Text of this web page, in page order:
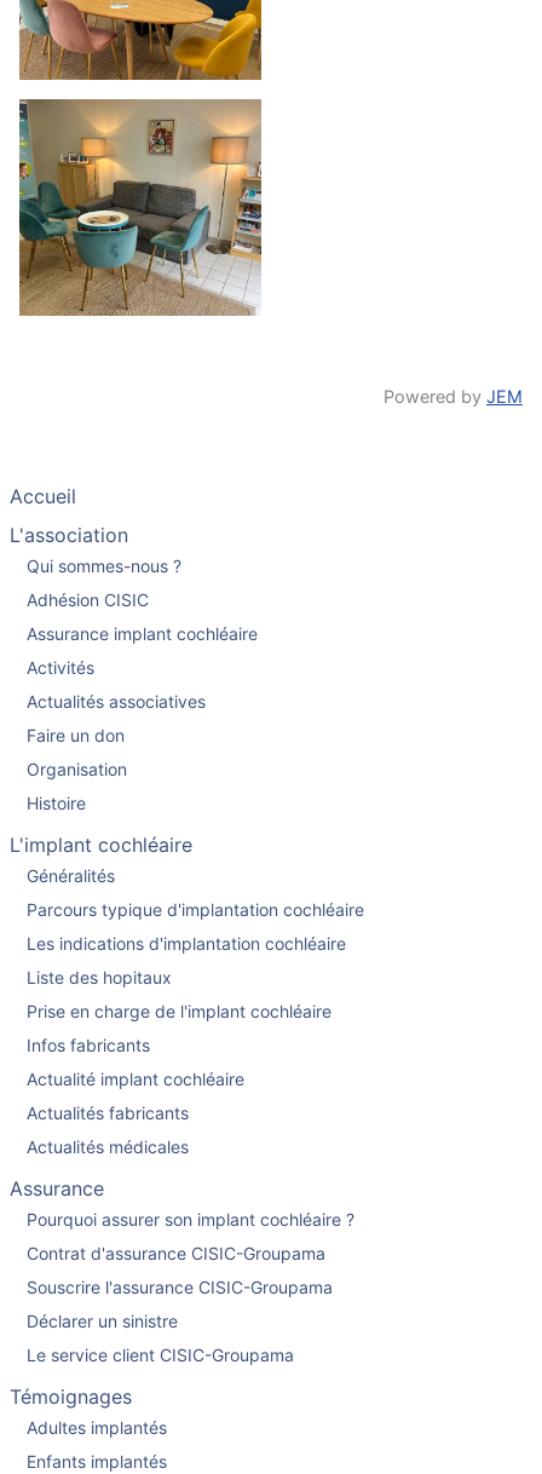
Powered by JEM
Accueil
L'association
Qui sommes-nous ?
Adhésion CISIC
Assurance implant cochléaire
Activités
Actualités associatives
Faire un don
Organisation
Histoire
L'implant cochléaire
Généralités
Parcours typique d'implantation cochléaire
Les indications d'implantation cochléaire
Liste des hopitaux
Prise en charge de l'implant cochléaire
Infos fabricants
Actualité implant cochléaire
Actualités fabricants
Actualités médicales
Assurance
Pourquoi assurer son implant cochléaire ?
Contrat d'assurance CISIC-Groupama
Souscrire l'assurance CISIC-Groupama
Déclarer un sinistre
Le service client CISIC-Groupama
Témoignages
Adultes implantés
Enfants implantés